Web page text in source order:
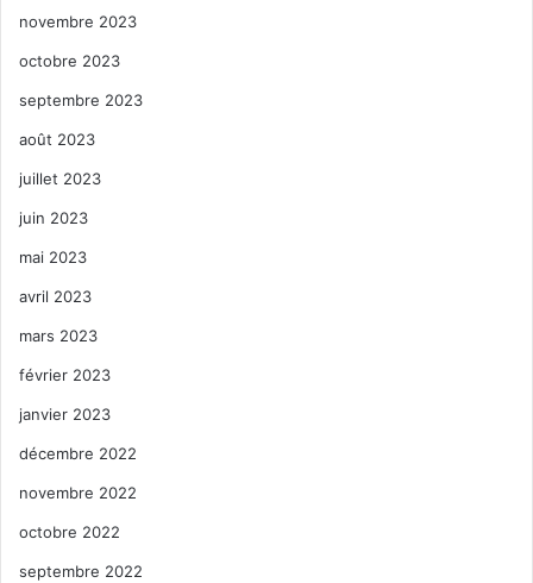
novembre 2023
octobre 2023
septembre 2023
août 2023
juillet 2023
juin 2023
mai 2023
avril 2023
mars 2023
février 2023
janvier 2023
décembre 2022
novembre 2022
octobre 2022
septembre 2022